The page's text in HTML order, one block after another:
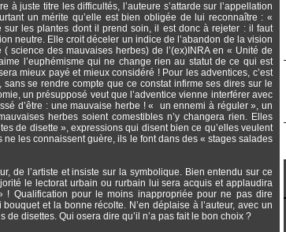
juste titre les difficultés, l’auteure s’attarde sur l’appellation
un mérite qu’elle est bien obligée de lui reconnaître : «
sur les plantes dont il prend soin, il est donc à rejeter : il faut
neutre. Elle croit déceler un indice de l’abandon de la vision
science des mauvaises herbes) de l’(ex)INRA en « Unité de
l’euphémisme qui ne change rien au statut de ce qui est
mieux payé et mieux considéré ! Pour les adventices, c’est
se rendre compte que ce constat infirme ses dires sur le
un présupposé veut que l’adventice vienne interférer avec
d’être : une mauvaise herbe ! « un ennemi à réguler », un
herbes soient comestibles n’y changera rien. Elles
de disette », expressions qui disent bien ce qu’elles veulent
les connaissent guère, ils le font dans des « stages salades
de l’artiste et insiste sur la symbolique. Bien entendu sur ce
le lectorat urbain ou rurbain lui sera acquis et applaudira
! Qualification pour le moins inappropriée pour ne pas dire
et la bonne récolte. N’en déplaise à l’auteur, avec un
disettes. Qui osera dire qu’il n’a pas fait le bon choix ?